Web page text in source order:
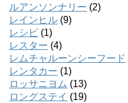
ルアンソンナリー (2)
レインヒル (9)
レシピ (1)
レスター (4)
レムチャルーンシーフード
レンタカー (1)
ロッサニヨム (13)
ロングステイ (19)